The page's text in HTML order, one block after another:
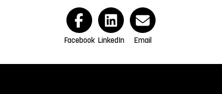
Facebook LinkedIn Email